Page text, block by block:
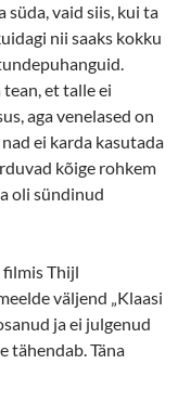
süda, vaid siis, kui ta
nii saaks kokku
et talle ei
aga venelased on
ei karda kasutada
kõige rohkem
oli sündinud
filmis Thijl
väljend „Klaasi
ja ei julgenud
tähendab. Täna